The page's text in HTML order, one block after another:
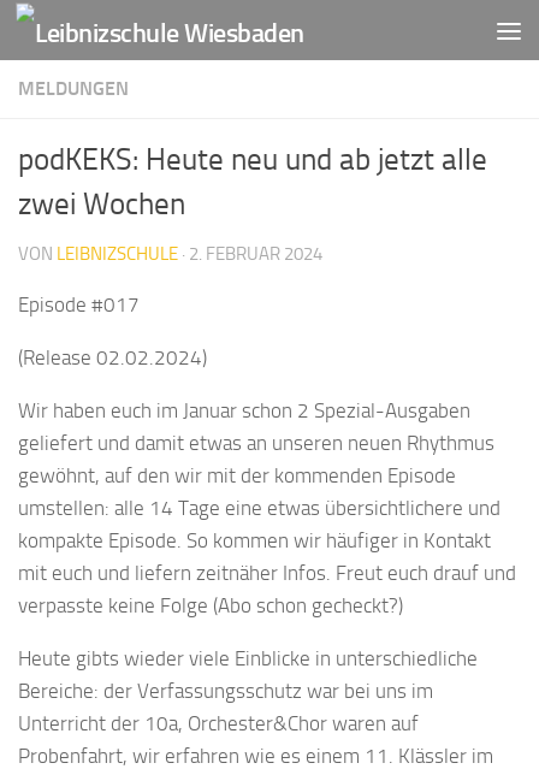
Zum Inhalt springen
MELDUNGEN
podKEKS: Heute neu und ab jetzt alle
zwei Wochen
VON LEIBNIZSCHULE · 2. FEBRUAR 2024
Episode #017
(Release 02.02.2024)
Wir haben euch im Januar schon 2 Spezial-Ausgaben
geliefert und damit etwas an unseren neuen Rhythmus
gewöhnt, auf den wir mit der kommenden Episode
umstellen: alle 14 Tage eine etwas übersichtlichere und
kompakte Episode. So kommen wir häufiger in Kontakt
mit euch und liefern zeitnäher Infos. Freut euch drauf und
verpasste keine Folge (Abo schon gecheckt?)
Heute gibts wieder viele Einblicke in unterschiedliche
Bereiche: der Verfassungsschutz war bei uns im
Unterricht der 10a, Orchester&Chor waren auf
Probenfahrt, wir erfahren wie es einem 11. Klässler im